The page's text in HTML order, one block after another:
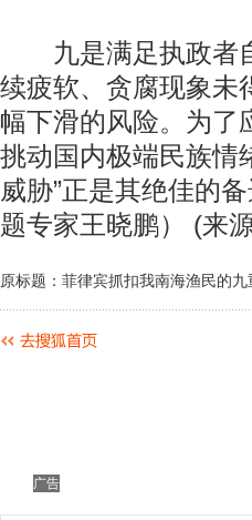
九是满足执政者自
续疲软、贪腐现象未
幅下滑的风险。为了
挑动国内极端民族情
威胁”正是其绝佳的
题专家王晓鹏） (来
原标题：菲律宾抓扣我南海渔民的九
广告